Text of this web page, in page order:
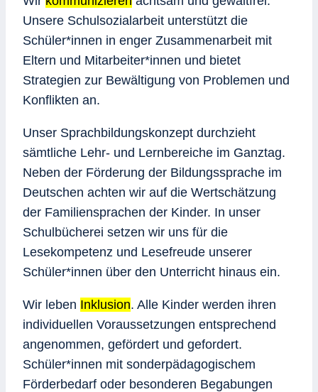
Unsere Schulsozialarbeit unterstützt die
Schüler*innen in enger Zusammenarbeit mit
Eltern und Mitarbeiter*innen und bietet
Strategien zur Bewältigung von Problemen und
Konflikten an.
Unser Sprachbildungskonzept durchzieht
sämtliche Lehr- und Lernbereiche im Ganztag.
Neben der Förderung der Bildungssprache im
Deutschen achten wir auf die Wertschätzung
der Familiensprachen der Kinder. In unser
Schulbücherei setzen wir uns für die
Lesekompetenz und Lesefreude unserer
Schüler*innen über den Unterricht hinaus ein.
Wir leben Inklusion. Alle Kinder werden ihren
individuellen Voraussetzungen entsprechend
angenommen, gefördert und gefordert.
Schüler*innen mit sonderpädagogischem
Förderbedarf oder besonderen Begabungen